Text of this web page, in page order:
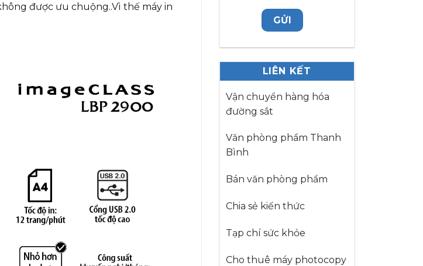
được ưu chuộng..Vì thế máy in
LIÊN KẾT
Vận chuyển hàng hóa
đường sắt
Văn phòng phẩm Thanh
Bình
Bán văn phòng phẩm
Chia sẻ kiến thức
Tạp chí sức khỏe
Cho thuê máy photocopy